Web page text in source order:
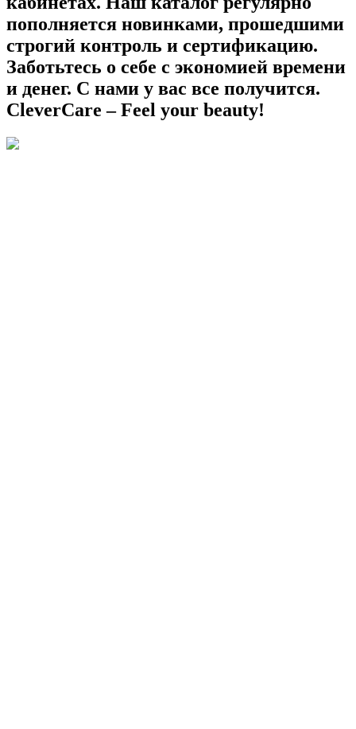
пополняется новинками, прошедшими
строгий контроль и сертификацию.
Заботьтесь о себе с экономией времени
и денег. С нами у вас все получится.
CleverCare – Feel your beauty!